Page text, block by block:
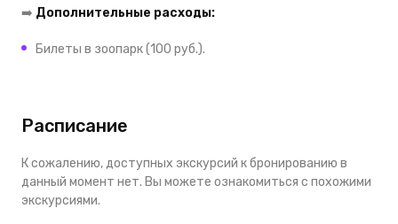
➡️ Дополнительные расходы:
Билеты в зоопарк (100 руб.).
Расписание
К сожалению, доступных экскурсий к бронированию в
данный момент нет. Вы можете ознакомиться с похожими
экскурсиями.